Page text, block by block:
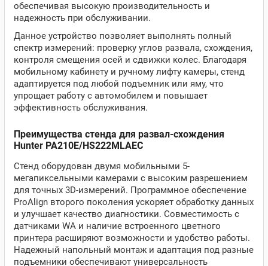
обеспечивая высокую производительность и
надежность при обслуживании.
Данное устройство позволяет выполнять полный
спектр измерений: проверку углов развала, схождения,
контроля смещения осей и сдвижки колес. Благодаря
мобильному кабинету и ручному лифту камеры, стенд
адаптируется под любой подъемник или яму, что
упрощает работу с автомобилем и повышает
эффективность обслуживания.
Преимущества стенда для развал-схождения
Hunter PA210E/HS222MLAEC
Стенд оборудован двумя мобильными 5-
мегапиксельными камерами с высоким разрешением
для точных 3D-измерений. Программное обеспечение
ProAlign второго поколения ускоряет обработку данных
и улучшает качество диагностики. Совместимость с
датчиками WA и наличие встроенного цветного
принтера расширяют возможности и удобство работы.
Надежный напольный монтаж и адаптация под разные
подъемники обеспечивают универсальность